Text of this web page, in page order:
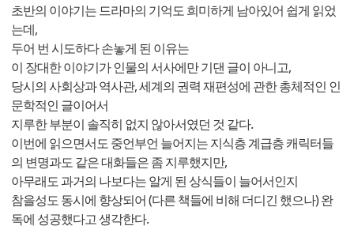
초반의 이야기는 드라마의 기억도 희미하게 남아있어 쉽게 읽었
는데,
두어 번 시도하다 손놓게 된 이유는
이 장대한 이야기가 인물의 서사에만 기댄 글이 아니고,
당시의 사회상과 역사관, 세계의 권력 재편성에 관한 총체적인 인
문학적인 글이어서
지루한 부분이 솔직히 없지 않아서였던 것 같다.
이번에 읽으면서도 중언부언 늘어지는 지식층 계급층 캐릭터들
의 변명과도 같은 대화들은 좀 지루했지만,
아무래도 과거의 나보다는 알게 된 상식들이 늘어서인지
참을성도 동시에 향상되어 (다른 책들에 비해 더디긴 했으나) 완
독에 성공했다고 생각한다.